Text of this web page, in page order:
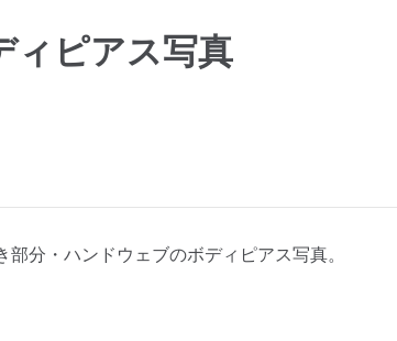
ィピアス写真
分・ハンドウェブのボディピアス写真。